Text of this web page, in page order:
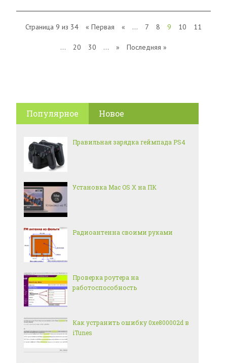
Страница 9 из 34 « Первая « ... 7 8 9 10 11
... 20 30 ... » Последняя »
Популярное Новое
Правильная зарядка геймпада PS4
Установка Mac OS X на ПК
Радиоантенна своими руками
Проверка роутера на
работоспособность
Как устранить ошибку 0xe800002d в
iTunes